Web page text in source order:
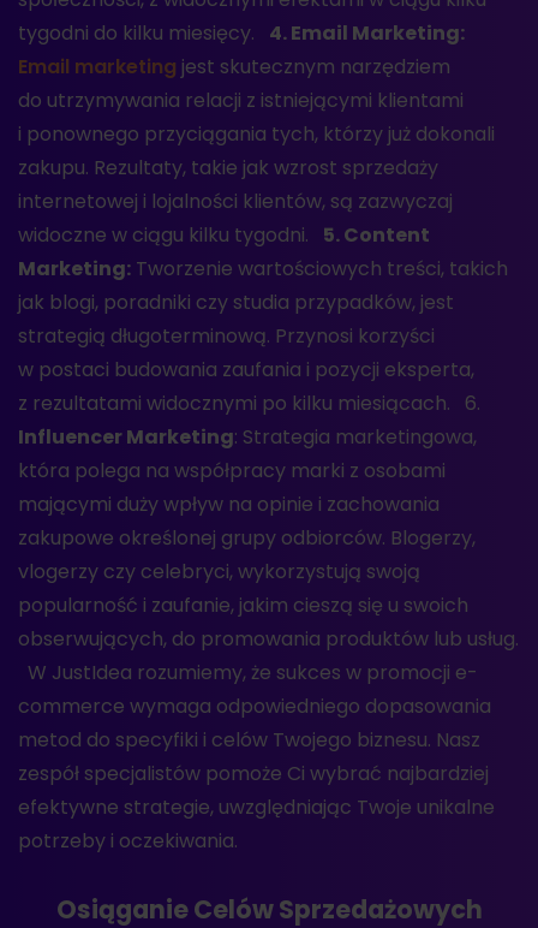
tygodni do kilku miesięcy. 4. Email Marketing:
Email marketing jest skutecznym narzędziem
do utrzymywania relacji z istniejącymi klientami
i ponownego przyciągania tych, którzy już dokonali
zakupu. Rezultaty, takie jak wzrost sprzedaży
internetowej i lojalności klientów, są zazwyczaj
widoczne w ciągu kilku tygodni. 5. Content
Marketing: Tworzenie wartościowych treści, takich
jak blogi, poradniki czy studia przypadków, jest
strategią długoterminową. Przynosi korzyści
w postaci budowania zaufania i pozycji eksperta,
z rezultatami widocznymi po kilku miesiącach. 6.
Influencer Marketing: Strategia marketingowa,
która polega na współpracy marki z osobami
mającymi duży wpływ na opinie i zachowania
zakupowe określonej grupy odbiorców. Blogerzy,
vlogerzy czy celebryci, wykorzystują swoją
popularność i zaufanie, jakim cieszą się u swoich
obserwujących, do promowania produktów lub usług.
W JustIdea rozumiemy, że sukces w promocji e-
commerce wymaga odpowiedniego dopasowania
metod do specyfiki i celów Twojego biznesu. Nasz
zespół specjalistów pomoże Ci wybrać najbardziej
efektywne strategie, uwzględniając Twoje unikalne
potrzeby i oczekiwania.
Osiąganie Celów Sprzedażowych